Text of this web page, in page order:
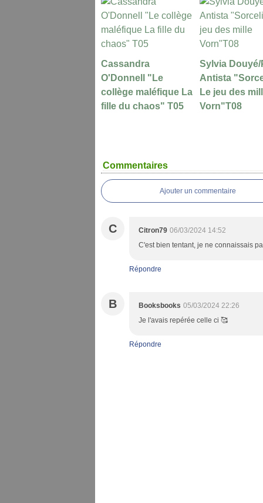
Cassandra
O'Donnell "Le
collège maléfique La
fille du chaos" T05
Sylvia Douyé/
Antista
Le jeu des
Vorn"T08
Commentaires
Ajouter un commentaire
C Citron79 06/03/2024 14:52
C'est bien tentant, je ne connaissais
Répondre
B Booksbooks 05/03/2024 22:26
Je l'avais repérée celle ci 🥰
Répondre